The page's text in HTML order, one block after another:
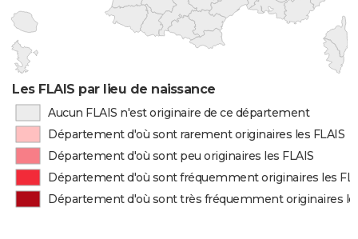
Les FLAIS par lieu de naissance
Aucun FLAIS n'est originaire de ce département
Département d'où sont rarement originaires les FLAIS
Département d'où sont peu originaires les FLAIS
Département d'où sont fréquemment originaires les
Département d'où sont très fréquemment originaires